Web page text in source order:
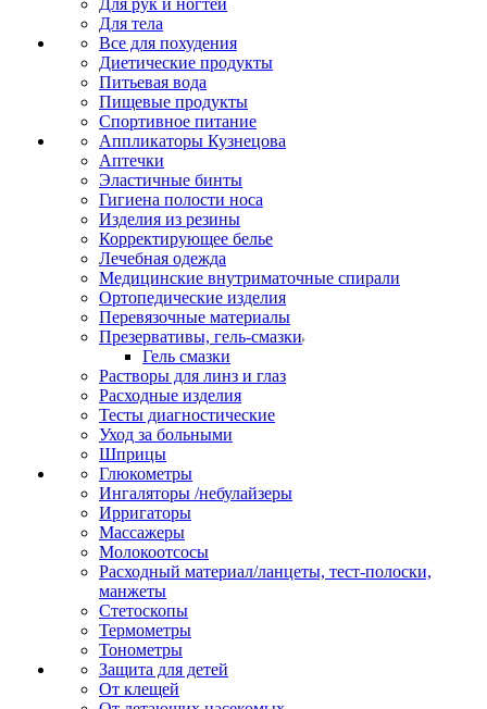
Для рук и ногтей
Для тела
Все для похудения
Диетические продукты
Питьевая вода
Пищевые продукты
Спортивное питание
Аппликаторы Кузнецова
Аптечки
Эластичные бинты
Гигиена полости носа
Изделия из резины
Корректирующее белье
Лечебная одежда
Медицинские внутриматочные спирали
Ортопедические изделия
Перевязочные материалы
Презервативы, гель-смазки
Гель смазки
Растворы для линз и глаз
Расходные изделия
Тесты диагностические
Уход за больными
Шприцы
Глюкометры
Ингаляторы /небулайзеры
Ирригаторы
Массажеры
Молокоотсосы
Расходный материал/ланцеты, тест-полоски,
манжеты
Стетоскопы
Термометры
Тонометры
Защита для детей
От клещей